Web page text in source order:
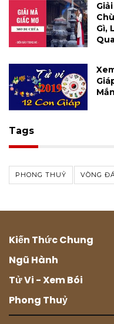
Gì,
Mắn
Tags
PHONG THUỶ VÒNG
Kiến Thức Chung
Ngũ Hành
Tử Vi - Xem Bói
Phong Thuỷ